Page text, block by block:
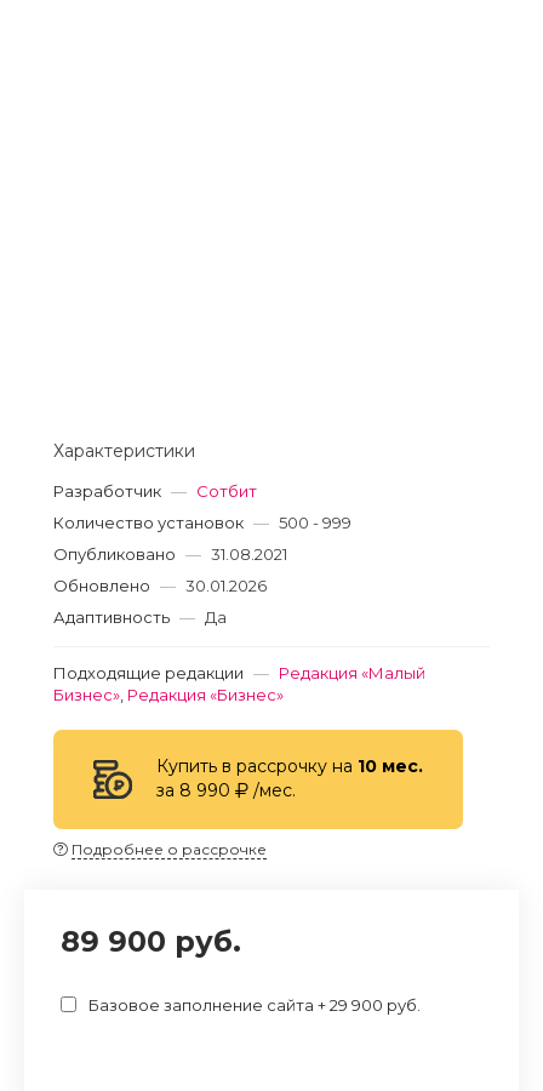
Характеристики
Разработчик — Сотбит
Количество установок — 500 - 999
Опубликовано — 31.08.2021
Обновлено — 30.01.2026
Адаптивность — Да
Подходящие редакции — Редакция «Малый
Бизнес» Редакция «Бизнес»
Купить в рассрочку на 10 мес.
за 8 990
/мес.
Подробнее о рассрочке
89 900 руб.
Базовое заполнение сайта + 29 900 руб.